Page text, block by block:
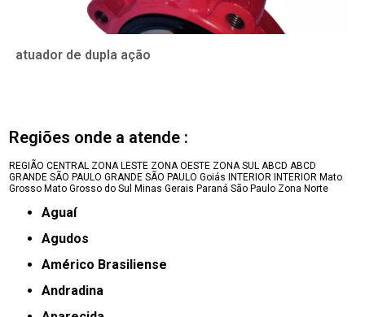
atuador de dupla ação
Regiões onde a atende :
REGIÃO CENTRAL ZONA LESTE ZONA OESTE ZONA SUL ABCD ABCD
GRANDE SÃO PAULO GRANDE SÃO PAULO Goiás INTERIOR INTERIOR Mato
Grosso Mato Grosso do Sul Minas Gerais Paraná São Paulo Zona Norte
Aguaí
Agudos
Américo Brasiliense
Andradina